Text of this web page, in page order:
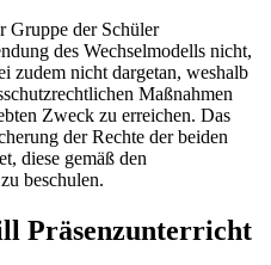
Gruppe der Schüler
des Wechselmodells nicht,
zudem nicht dargetan, weshalb
Maßnahmen
Zweck zu erreichen. Das
der Rechte der beiden
diese gemäß den
beschulen.
Präsenzunterricht